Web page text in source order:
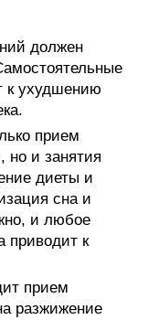
должен
к ухудшению
прием
но и занятия
диеты и
сна и
и любое
приводит к
прием
разжижение